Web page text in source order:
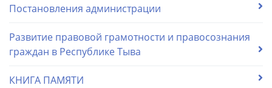
Постановления администрации
Развитие правовой грамотности и правосознания
граждан в Республике Тыва
КНИГА ПАМЯТИ